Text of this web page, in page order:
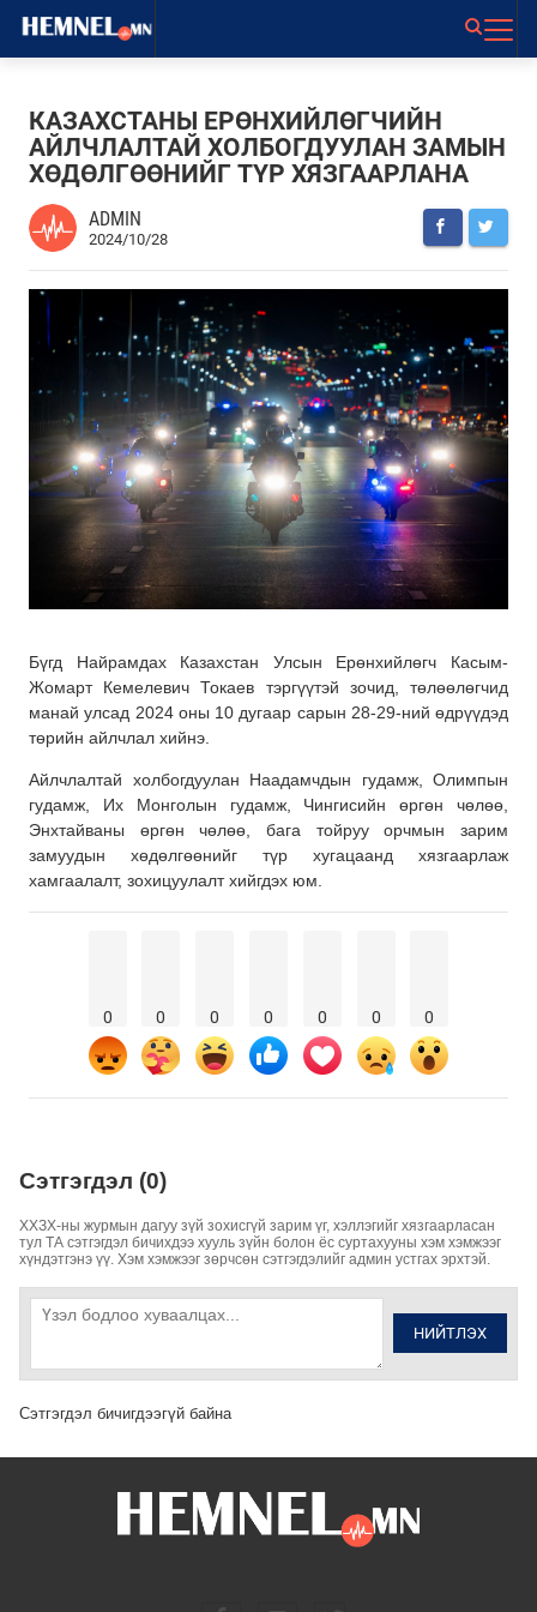
КАЗАХСТАНЫ ЕРӨНХИЙЛӨГЧИЙН
АЙЛЧЛАЛТАЙ ХОЛБОГДУУЛАН ЗАМЫН
ХӨДӨЛГӨӨНИЙГ ТҮР ХЯЗГААРЛАНА
ADMIN
2024/10/28
Бүгд Найрамдах Казахстан Улсын Ерөнхийлөгч Касым-
Жомарт Кемелевич Токаев тэргүүтэй зочид, төлөөлөгчид
манай улсад 2024 оны 10 дугаар сарын 28-29-ний өдрүүдэд
төрийн айлчлал хийнэ.
Айлчлалтай холбогдуулан Наадамчдын гудамж, Олимпын
гудамж, Их Монголын гудамж, Чингисийн өргөн чөлөө,
Энхтайваны өргөн чөлөө, бага тойруу орчмын зарим
замуудын хөдөлгөөнийг түр хугацаанд хязгаарлаж
хамгаалалт, зохицуулалт хийгдэх юм.
0 0 0 0 0 0 0
Сэтгэгдэл (0)
ХХЗХ-ны журмын дагуу зүй зохисгүй зарим үг, хэллэгийг хязгаарласан
тул ТА сэтгэгдэл бичихдээ хууль зүйн болон ёс суртахууны хэм хэмжээг
хүндэтгэнэ үү. Хэм хэмжээг зөрчсөн сэтгэгдэлийг админ устгах эрхтэй.
НИЙТЛЭХ
Сэтгэгдэл бичигдээгүй байна